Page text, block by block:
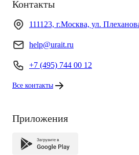
Контакты
111123, г.Москва, ул.
help@urait.ru
+7 (495) 744 00 12
Все контакты
Приложения